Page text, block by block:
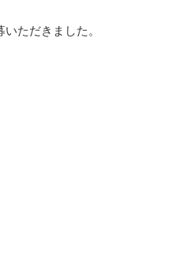
いただきました。